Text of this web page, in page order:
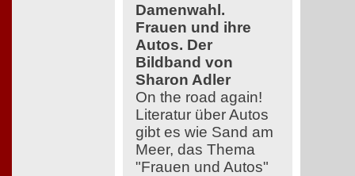
Damenwahl.
Frauen und ihre
Autos. Der
Bildband von
Sharon Adler
On the road again!
Literatur über Autos
gibt es wie Sand am
Meer, das Thema
"Frauen und Autos"